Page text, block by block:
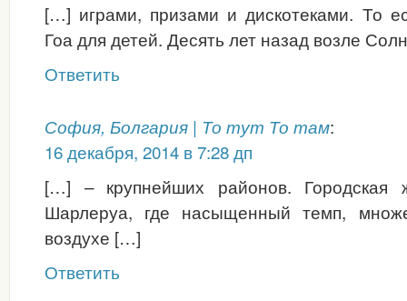
[…] играми, призами и дискотеками. То
Гоа для детей. Десять лет назад возле
Ответить
София, Болгария | То тут То там:
16 декабря, 2014 в 7:28 дп
[…] – крупнейших районов. Городская
Шарлеруа, где насыщенный темп,
воздухе […]
Ответить